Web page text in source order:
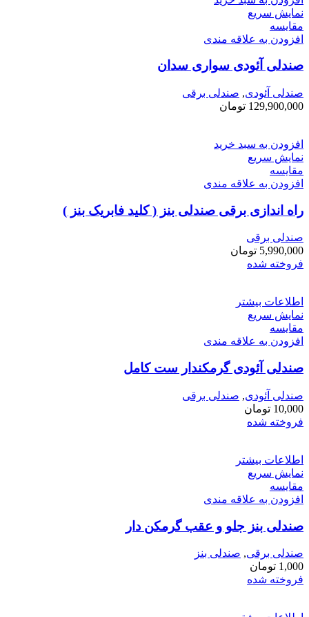
نمایش سریع
مقايسه
افزودن به علاقه مندی
صندلی آئودی سواری سدان
صندلی آئودی, صندلی برقی
129,900,000 تومان
افزودن به سبد خرید
نمایش سریع
مقايسه
افزودن به علاقه مندی
راه اندازی برقی صندلی بنز ( کلید فابریک بنز )
صندلی برقی
5,990,000 تومان
فروخته شده
اطلاعات بیشتر
نمایش سریع
مقايسه
افزودن به علاقه مندی
صندلی آئودی گرمکندار ست کامل
صندلی آئودی, صندلی برقی
10,000 تومان
فروخته شده
اطلاعات بیشتر
نمایش سریع
مقايسه
افزودن به علاقه مندی
صندلی بنز جلو و عقب گرمکن دار
صندلی برقی, صندلی بنز
1,000 تومان
فروخته شده